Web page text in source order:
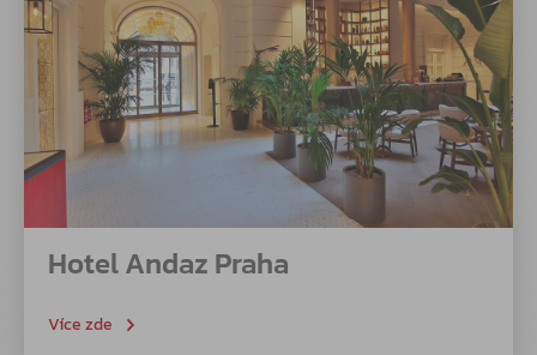
Hotel Andaz Praha
Více zde